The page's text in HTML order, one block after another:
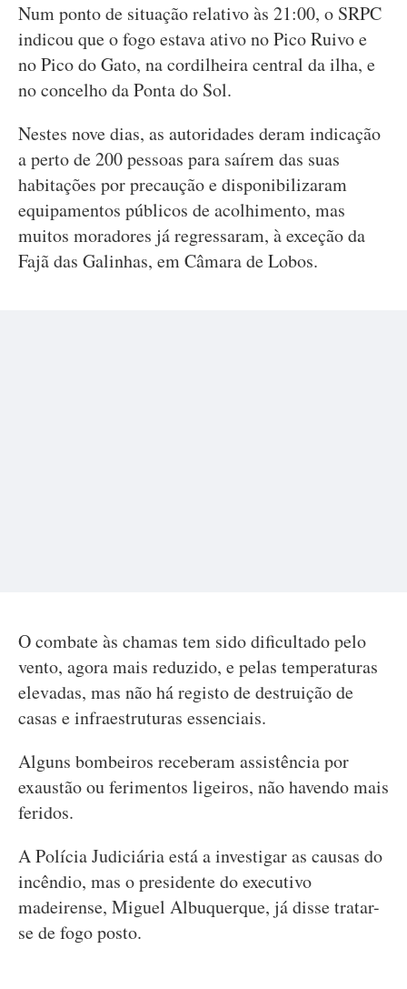
Num ponto de situação relativo às 21:00, o SRPC
indicou que o fogo estava ativo no Pico Ruivo e
no Pico do Gato, na cordilheira central da ilha, e
no concelho da Ponta do Sol.
Nestes nove dias, as autoridades deram indicação
a perto de 200 pessoas para saírem das suas
habitações por precaução e disponibilizaram
equipamentos públicos de acolhimento, mas
muitos moradores já regressaram, à exceção da
Fajã das Galinhas, em Câmara de Lobos.
O combate às chamas tem sido dificultado pelo
vento, agora mais reduzido, e pelas temperaturas
elevadas, mas não há registo de destruição de
casas e infraestruturas essenciais.
Alguns bombeiros receberam assistência por
exaustão ou ferimentos ligeiros, não havendo mais
feridos.
A Polícia Judiciária está a investigar as causas do
incêndio, mas o presidente do executivo
madeirense, Miguel Albuquerque, já disse tratar-
se de fogo posto.